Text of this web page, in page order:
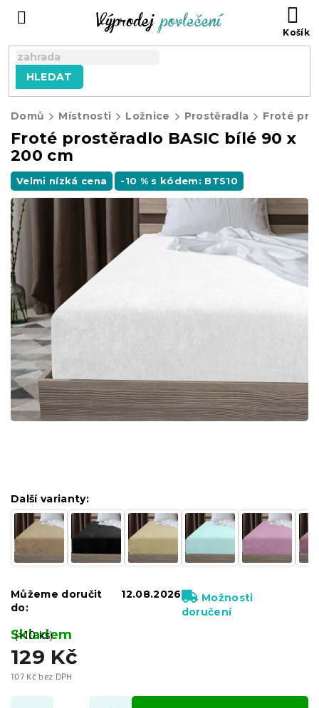
HLEDAT
Domů Místnosti Ložnice Prostěradla Froté
Froté prostěradlo BASIC bílé 90 x
200 cm
Velmi nízká cena -10 % s kódem: BTS10
129 Kč
107 Kč bez DPH
cena:
Skladem
(>10 ks)
Další varianty:
Můžeme doručit
do:
12.08.2026
Možnosti
doručení